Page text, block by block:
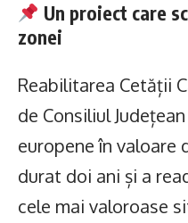
Un proiect care
zonei
Reabilitarea Cetății
de Consiliul
europene în valoare
durat doi ani și a
cele mai valoroase